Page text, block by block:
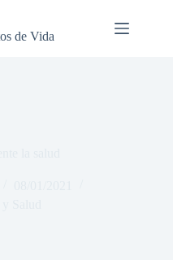
de Vida